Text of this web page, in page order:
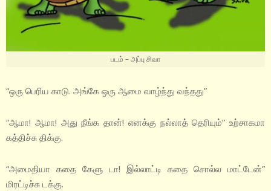
படம் – அப்பு சிவா
“ஒரு பெரிய காடு. அங்கே ஒரு ஆமை வாழ்ந்து வந்தது”
“ஆமா! ஆமா! அது நீங்க தான்! எனக்கு நல்லாத் தெரியும்” உற்சாகமா
கத்திச்சு திக்கு.
“அமைதியா கதை கேளு டா! இல்லாட்டி கதை சொல்ல மாட்டேன்”
மிரட்டிச்சு டக்கு.